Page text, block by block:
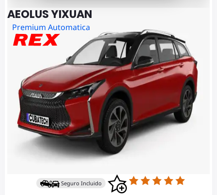
AEOLUS YIXUAN
Premium Automatica
Seguro Incluido